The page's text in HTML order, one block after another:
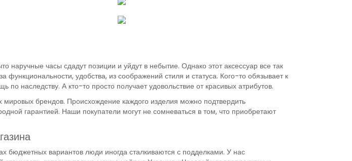
наручные часы сдадут позиции и уйдут в небытие. Однако этот аксессуар все так
функциональности, удобства, из соображений стиля и статуса. Кого-то обязывает к
наследству. А кто-то просто получает удовольствие от красивых атрибутов.
мировых брендов. Происхождение каждого изделия можно подтвердить
гарантией. Наши покупатели могут не сомневаться в том, что приобретают
бюджетных вариантов люди иногда сталкиваются с подделками. У нас